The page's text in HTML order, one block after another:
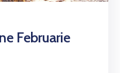
Februarie